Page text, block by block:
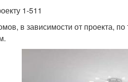
1-511
в зависимости от проекта,